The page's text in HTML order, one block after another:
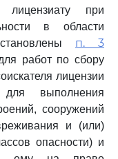
при
в области
п. 3
работ по сбору
лицензии
для выполнения
сооружений
и (или)
опасности) и